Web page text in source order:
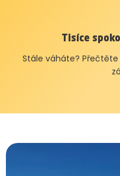
Tisíce
Stále váháte?